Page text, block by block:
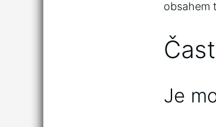
obsahem
Je